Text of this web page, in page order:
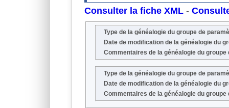
Consulter la fiche XML -
Type de la généalogie du groupe de
Date de modification de la généalogie du
Commentaires de la généalogie du
Type de la généalogie du groupe de
Date de modification de la généalogie du
Commentaires de la généalogie du